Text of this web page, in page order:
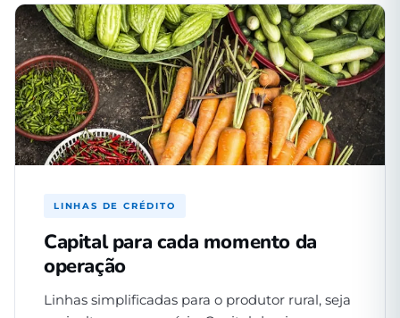
LINHAS DE CRÉDITO
Capital para cada momento da
operação
Linhas simplificadas para o produtor rural, seja